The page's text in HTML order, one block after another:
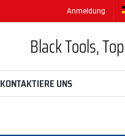
Anmeldung
Black Tools,
KONTAKTIERE UNS